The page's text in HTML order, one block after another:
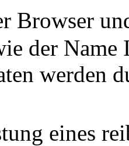
Browser
der
werden
eines